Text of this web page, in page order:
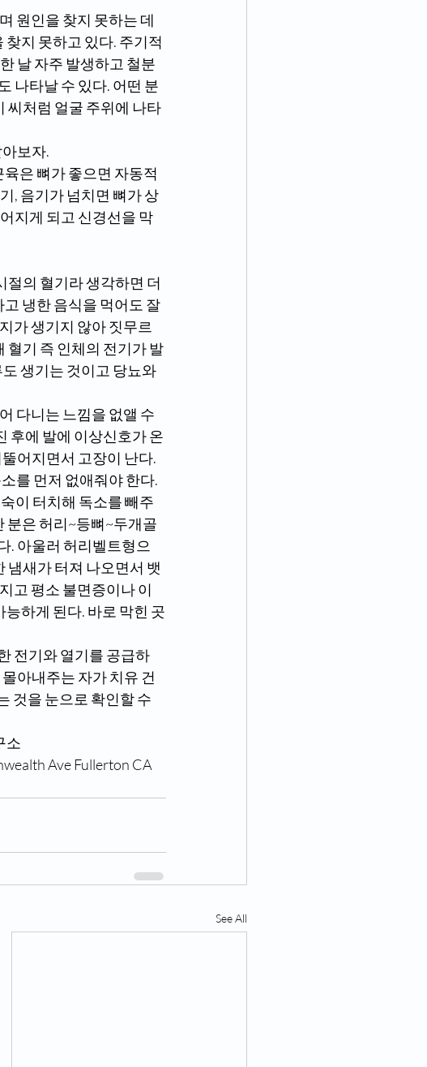
찾지 못하고 있다. 주기적
날 자주 발생하고 철분
나타날 수 있다. 어떤 분
씨처럼 얼굴 주위에 나타
보자.
, 음기가 넘치면 뼈가 상
지게 되고 신경선을 막
냉한 음식을 먹어도 잘
가 생기지 않아 짓무르
혈기 즉 인체의 전기가 발
생기는 것이고 당뇨와
후에 발에 이상신호가 온
어지면서 고장이 난다.
이 터치해 독소를 빼주
분은 허리~등뼈~두개골
. 아울러 허리벨트형으
냄새가 터져 나오면서 뱃
고 평소 불면증이나 이
하게 된다. 바로 막힌 곳
아내주는 자가 치유 건
것을 눈으로 확인할 수
소
Ave Fullerton CA
See All